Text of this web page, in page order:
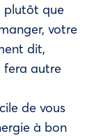
plutôt que
votre
dit,
fera autre
de vous
à bon